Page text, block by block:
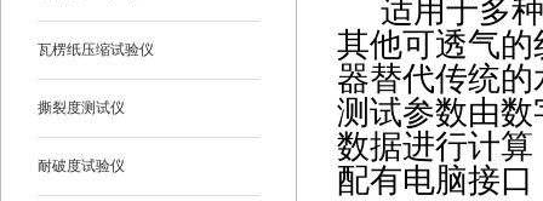
瓦楞纸压缩试验仪
撕裂度测试仪
耐破度试验仪
适用于多
其他可透气
器替代传统
测试参数由
数据进行计
配有电脑接